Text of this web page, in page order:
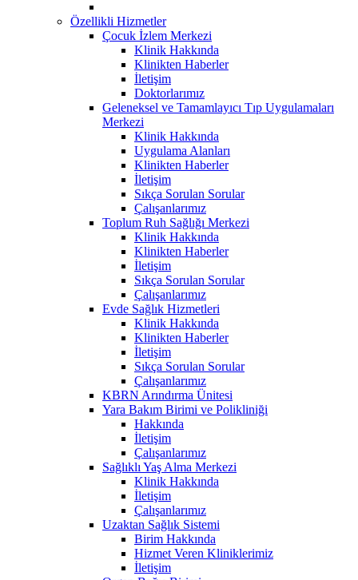
Özellikli Hizmetler
Çocuk İzlem Merkezi
Klinik Hakkında
Klinikten Haberler
İletişim
Doktorlarımız
Geleneksel ve Tamamlayıcı Tıp Uygulamaları
Merkezi
Klinik Hakkında
Uygulama Alanları
Klinikten Haberler
İletişim
Sıkça Sorulan Sorular
Çalışanlarımız
Toplum Ruh Sağlığı Merkezi
Klinik Hakkında
Klinikten Haberler
İletişim
Sıkça Sorulan Sorular
Çalışanlarımız
Evde Sağlık Hizmetleri
Klinik Hakkında
Klinikten Haberler
İletişim
Sıkça Sorulan Sorular
Çalışanlarımız
KBRN Arındırma Ünitesi
Yara Bakım Birimi ve Polikliniği
Hakkında
İletişim
Çalışanlarımız
Sağlıklı Yaş Alma Merkezi
Klinik Hakkında
İletişim
Çalışanlarımız
Uzaktan Sağlık Sistemi
Birim Hakkında
Hizmet Veren Kliniklerimiz
İletişim